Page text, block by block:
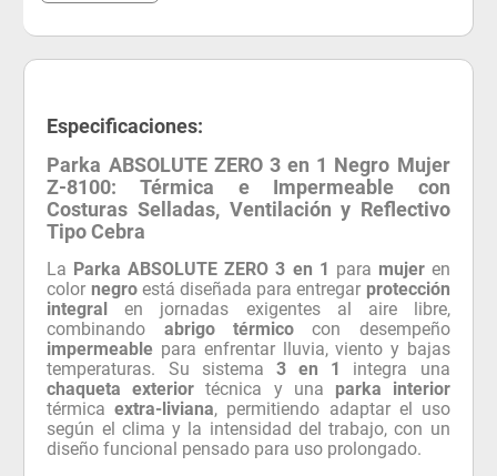
Especificaciones:
Parka ABSOLUTE ZERO 3 en 1 Negro Mujer
Z-8100: Térmica e Impermeable con
Costuras Selladas, Ventilación y Reflectivo
Tipo Cebra
La Parka ABSOLUTE ZERO 3 en 1 para mujeren
color negroestá diseñada para entregar protección
integral en jornadas exigentes al aire libre,
combinando abrigo térmico con desempeño
impermeable para enfrentar lluvia, viento y bajas
temperaturas. Su sistema 3 en 1
integra una
chaqueta exterior técnica y una parka interior
térmicaextra-liviana, permitiendo adaptar el uso
según el clima y la intensidad del trabajo, con un
diseño funcional pensado para uso prolongado.